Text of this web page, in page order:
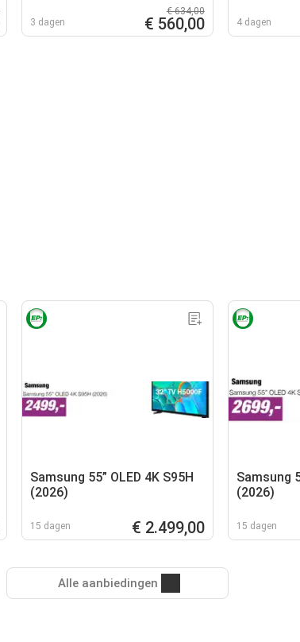
3 dagen
€ 634,00
€ 560,00 4 dagen
Samsung 55” OLED 4K S95H
(2026)
15 dagen € 2.499,00
Samsung
(2026)
15 dagen
Alle aanbiedingen